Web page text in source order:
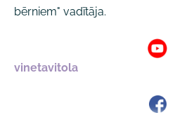
bērniem" vadītāja.
vinetavitola